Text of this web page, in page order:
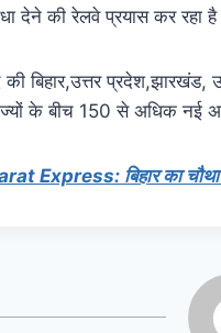
देने की रेलवे प्रयास कर रहा
बिहार,उत्तर प्रदेश,झारखंड,
के बीच 150 से अधिक नई
Express: बिहार का चौथा